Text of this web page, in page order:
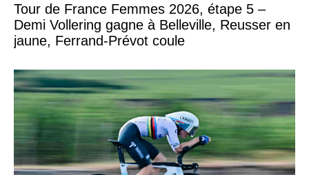
Tour de France Femmes 2026, étape 5 –
Demi Vollering gagne à Belleville, Reusser en
jaune, Ferrand-Prévot coule